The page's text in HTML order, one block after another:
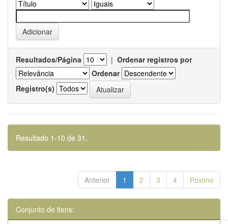
Resultados/Página | Ordenar registros por
Ordenar
Registro(s)
Resultado 1-10 de 31.
Anterior 1 2 3 4 Póximo
Conjunto de itens: